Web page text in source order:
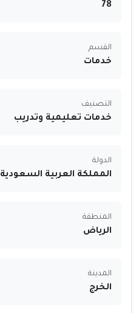
78
القسم
خدمات
التصنيف
خدمات تعليمية وتدريب
الدولة
المملكة العربية السعودية
المنطقة
الرياض
المدينة
الخرج